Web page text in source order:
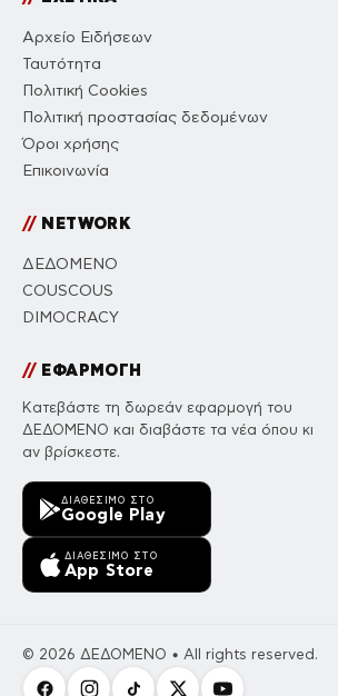
Αρχείο Ειδήσεων
Ταυτότητα
Πολιτική Cookies
Πολιτική προστασίας δεδομένων
Όροι χρήσης
Επικοινωνία
//NETWORK
ΔΕΔΟΜΕΝΟ
COUSCOUS
DIMOCRACY
//ΕΦΑΡΜΟΓΗ
Κατεβάστε τη δωρεάν εφαρμογή του
ΔΕΔΟΜΕΝΟ και διαβάστε τα νέα όπου κι
αν βρίσκεστε.
ΔΙΑΘΈΣΙΜΟ ΣΤΟ
Google Play
ΔΙΑΘΈΣΙΜΟ ΣΤΟ
App Store
© 2026 ΔΕΔΟΜΕΝΟ • All rights reserved.